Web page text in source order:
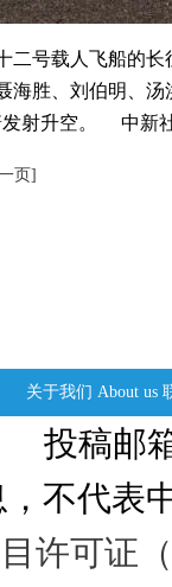
号载人飞船的长
海胜、刘伯明、
发射升空。 中新
页]
关于我们 About us
投稿邮
不代表
许可证